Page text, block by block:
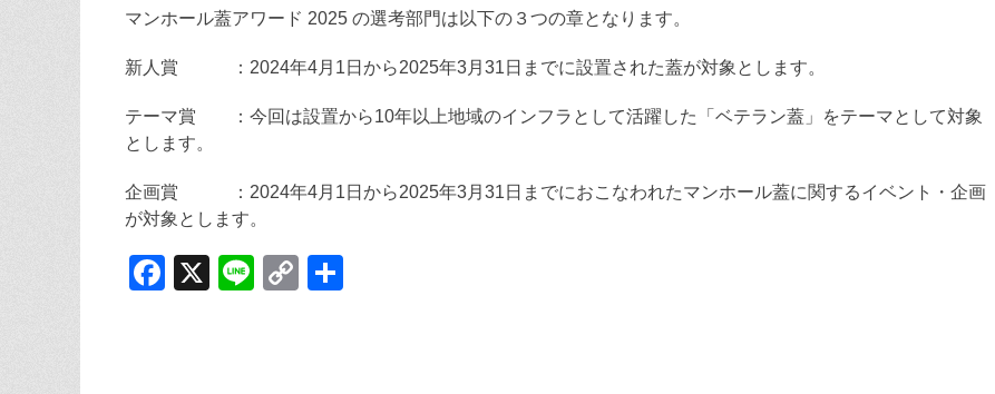
マンホール蓋アワード 2025 の選考部門は以下の３つの章となります。
新人賞 ：2024年4月1日から2025年3月31日までに設置された蓋が対象とします。
テーマ賞 ：今回は設置から10年以上地域のインフラとして活躍した「ベテラン蓋」をテーマとして対象
とします。
企画賞 ：2024年4月1日から2025年3月31日までにおこなわれたマンホール蓋に関するイベント・企画
が対象とします。
F
X
Li
C